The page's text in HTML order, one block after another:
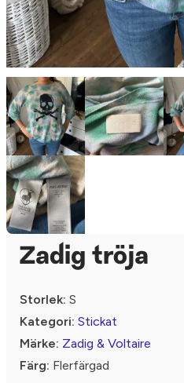
Zadig tröja
Storlek: S
Kategori: Stickat
Märke: Zadig & Voltaire
Färg: Flerfärgad